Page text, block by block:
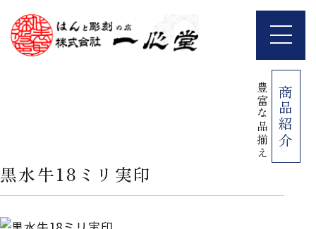
商品紹介
豊富な品揃え
黒水牛18ミリ実印